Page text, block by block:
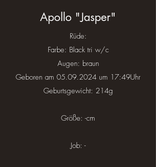
Apollo "Jasper"
Rüde:
Farbe: Black tri w/c
Augen: braun
Geboren am 05.09.2024 um 17:49Uhr
Geburtsgewicht: 214g
Größe: -cm
Job: -